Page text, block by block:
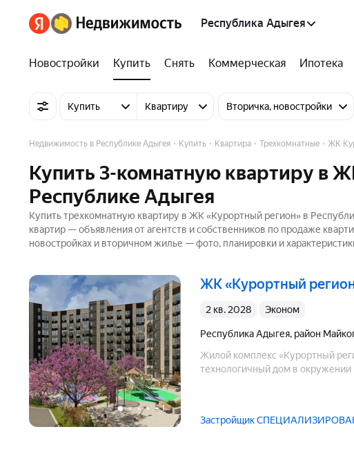
Республика Адыгея
Новостройки Купить Снять Коммерческая Ипотека
Купить Квартиру Вторичка, новостройки
Недвижимость в Республике Адыгея Купить Квартира Трехкомнатные ЖК
Купить 3-комнатную квартиру в
Республике Адыгея
Купить трехкомнатную квартиру в ЖК «Курортный регион» в
квартир — объявления от агентств и собственников по продаже
новостройках и вторичном жилье — фото, планировки и
ЖК «Курортный
2 кв. 2028 эконом
Республика Адыгея, район
Жилой комплекс «Курортный
технологичный дом в
Застройщик
+1